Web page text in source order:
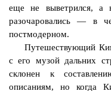
еще не выветрился, а
разочаровались — в
постмодерном.
Путешествующий
с его музой дальних
склонен к
описаниям, но когда